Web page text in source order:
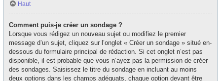
Haut
Comment puis-je créer un sondage ?
Lorsque vous rédigez un nouveau sujet ou modifiez le premier
message d’un sujet, cliquez sur l’onglet « Créer un sondage » situé en-
dessous du formulaire principal de rédaction. Si cet onglet n’est pas
disponible, il est probable que vous n’ayez pas la permission de créer
des sondages. Saisissez le titre du sondage en incluant au moins
deux options dans les champs adéquats, chaque option devant être